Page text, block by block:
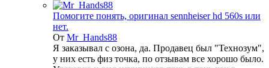
Помогите понять, оригинал sennheiser hd 560s или
нет.
От Mr_Hands88
Я заказывал с озона, да. Продавец был "Технозум",
у них есть физ точка, по отзывам все хорошо было.